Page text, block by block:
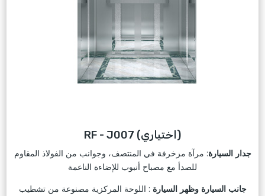
RF - J007 (اختياري)
جدار السيارة: مرآة مزخرفة في المنتصف، وجوانب من الفولاذ المقاوم
للصدأ مع مصباح أنبوب للإضاءة الناعمة
جانب السيارة وظهر السيارة : اللوحة المركزية مصنوعة من تشطيب